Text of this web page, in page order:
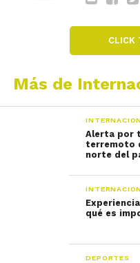
CLICK
Más de
Alerta por
terremoto
norte del
qué es
DEPORTES